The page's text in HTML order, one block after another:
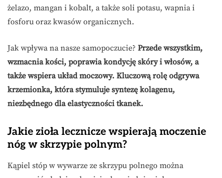
żelazo, mangan i kobalt, a także soli potasu, wapnia i
fosforu oraz kwasów organicznych.
Jak wpływa na nasze samopoczucie? Przede wszystkim,
wzmacnia kości, poprawia kondycję skóry i włosów, a
także wspiera układ moczowy. Kluczową rolę odgrywa
krzemionka, która stymuluje syntezę kolagenu,
niezbędnego dla elastyczności tkanek.
Jakie zioła lecznicze wspierają moczenie
nóg w skrzypie polnym?
Kąpiel stóp w wywarze ze skrzypu polnego można